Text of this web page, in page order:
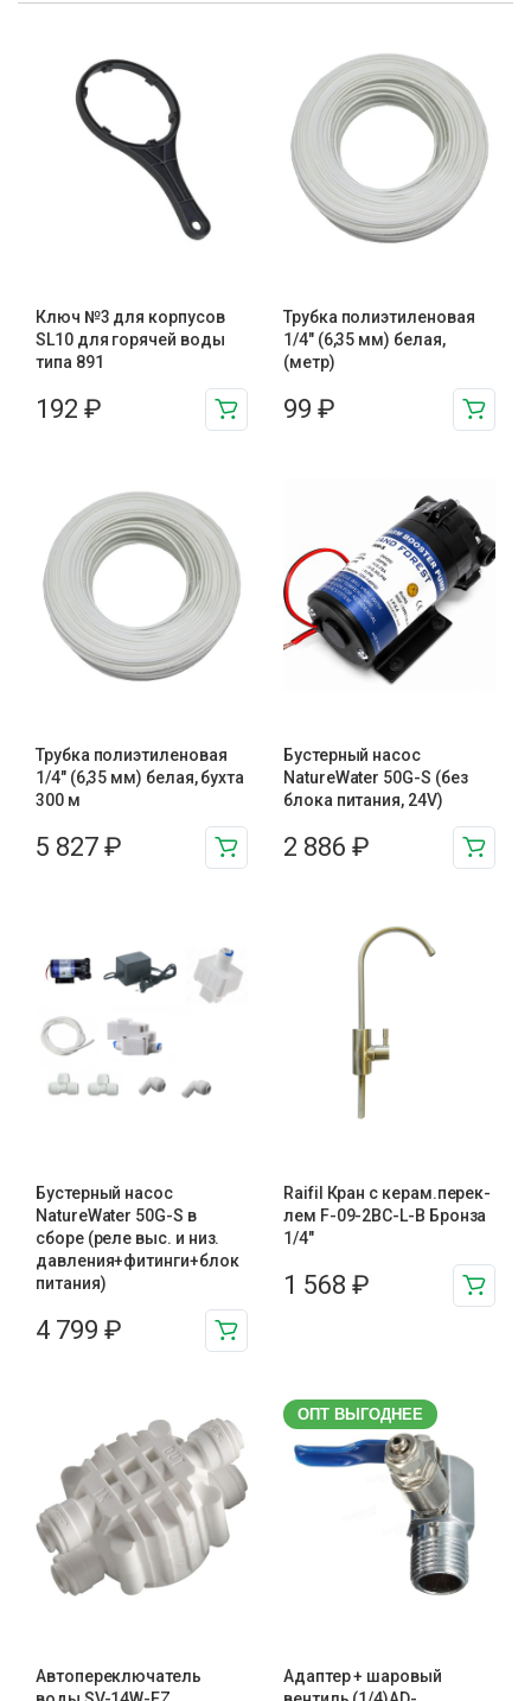
Ключ №3 для корпусов
SL10 для горячей воды
типа 891
192 ₽
Трубка полиэтиленовая
1/4″ (6,35 мм) белая,
(метр)
99 ₽
Трубка полиэтиленовая
1/4″ (6,35 мм) белая, бухта
300 м
5 827 ₽
Бустерный насос
NatureWater 50G-S (без
блока питания, 24V)
2 886 ₽
Бустерный насос
NatureWater 50G-S в
сборе (реле выс. и низ.
давления+фитинги+блок
питания)
4 799 ₽
Raifil Кран с керам.перек-
лем F-09-2BC-L-B Бронза
1/4″
1 568 ₽
Автопереключатель
ОПТ ВЫГОДНЕЕ
Адаптер + шаровый